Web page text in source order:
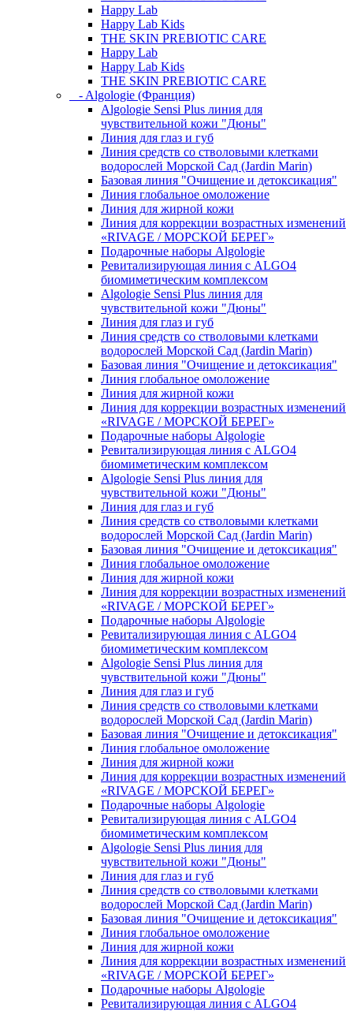
Happy Lab
Happy Lab Kids
THE SKIN PREBIOTIC CARE
Happy Lab
Happy Lab Kids
THE SKIN PREBIOTIC CARE
- Algologie (Франция)
Algologie Sensi Plus линия для
чувcтвительной кожи "Дюны"
Линия для глаз и губ
Линия средств со стволовыми клетками
водорослей Морской Сад (Jardin Marin)
Базовая линия "Очищение и детоксикация"
Линия глобальное омоложение
Линия для жирной кожи
Линия для коррекции возрастных изменений
«RIVAGE / МОРСКОЙ БЕРЕГ»
Подарочные наборы Algologie
Ревитализирующая линия с ALGO4
биомиметическим комплексом
Algologie Sensi Plus линия для
чувcтвительной кожи "Дюны"
Линия для глаз и губ
Линия средств со стволовыми клетками
водорослей Морской Сад (Jardin Marin)
Базовая линия "Очищение и детоксикация"
Линия глобальное омоложение
Линия для жирной кожи
Линия для коррекции возрастных изменений
«RIVAGE / МОРСКОЙ БЕРЕГ»
Подарочные наборы Algologie
Ревитализирующая линия с ALGO4
биомиметическим комплексом
Algologie Sensi Plus линия для
чувcтвительной кожи "Дюны"
Линия для глаз и губ
Линия средств со стволовыми клетками
водорослей Морской Сад (Jardin Marin)
Базовая линия "Очищение и детоксикация"
Линия глобальное омоложение
Линия для жирной кожи
Линия для коррекции возрастных изменений
«RIVAGE / МОРСКОЙ БЕРЕГ»
Подарочные наборы Algologie
Ревитализирующая линия с ALGO4
биомиметическим комплексом
Algologie Sensi Plus линия для
чувcтвительной кожи "Дюны"
Линия для глаз и губ
Линия средств со стволовыми клетками
водорослей Морской Сад (Jardin Marin)
Базовая линия "Очищение и детоксикация"
Линия глобальное омоложение
Линия для жирной кожи
Линия для коррекции возрастных изменений
«RIVAGE / МОРСКОЙ БЕРЕГ»
Подарочные наборы Algologie
Ревитализирующая линия с ALGO4
биомиметическим комплексом
Algologie Sensi Plus линия для
чувcтвительной кожи "Дюны"
Линия для глаз и губ
Линия средств со стволовыми клетками
водорослей Морской Сад (Jardin Marin)
Базовая линия "Очищение и детоксикация"
Линия глобальное омоложение
Линия для жирной кожи
Линия для коррекции возрастных изменений
«RIVAGE / МОРСКОЙ БЕРЕГ»
Подарочные наборы Algologie
Ревитализирующая линия с ALGO4